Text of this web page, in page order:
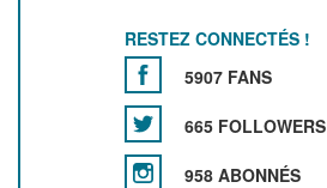
RESTEZ CONNECTÉS !
5907 FANS
665 FOLLOWERS
958 ABONNÉS